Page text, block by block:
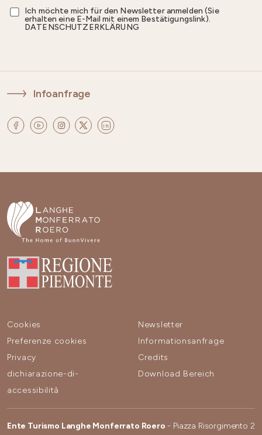
Ich möchte mich für den Newsletter anmelden (Sie
erhalten eine E-Mail mit einem Bestätigungslink).
DATENSCHUTZERKLÄRUNG
Infoanfrage
Cookies
Preferenze cookies
Privacy
dichiarazione-di-
accessibilità
Newsletter
Informationsanfrage
Credits
Download Bereich
Ente Turismo Langhe Monferrato Roero - Piazza Risorgimento 2